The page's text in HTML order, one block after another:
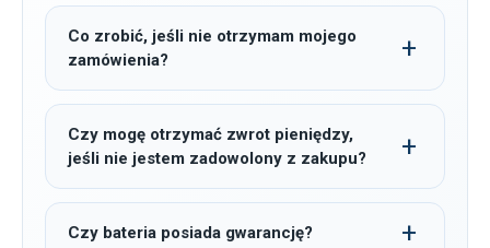
Co zrobić, jeśli nie otrzymam mojego
zamówienia?
Czy mogę otrzymać zwrot pieniędzy,
jeśli nie jestem zadowolony z zakupu?
Czy bateria posiada gwarancję?